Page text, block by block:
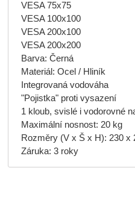
VESA 75x75
VESA 100x100
VESA 200x100
VESA 200x200
Barva: Černá
Materiál: Ocel / Hliník
Integrovaná vodováha
"Pojistka" proti vysazení
1 kloub, svislé i vodorovné
Maximální nosnost: 20 kg
Rozměry (V x Š x H): 230 x
Záruka: 3 roky